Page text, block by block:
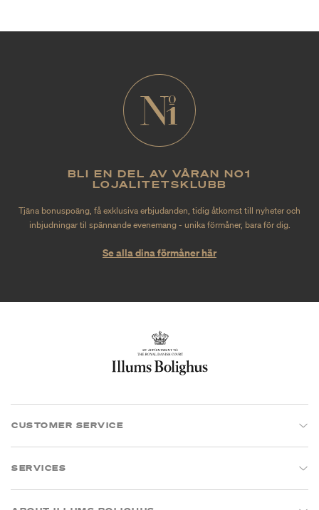
BLI EN DEL AV VÅRAN NO1
LOJALITETSKLUBB
Tjäna bonuspoäng, få exklusiva erbjudanden, tidig åtkomst till nyheter och
inbjudningar til spännande evenemang - unika förmåner, bara för dig.
Se alla dina förmåner här
CUSTOMER SERVICE
SERVICES